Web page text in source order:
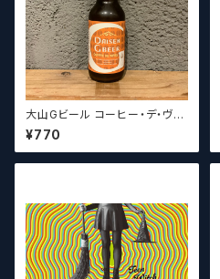
大山Gビール コーヒー・デ・ヴァ
イス【クラフトビール】
¥770